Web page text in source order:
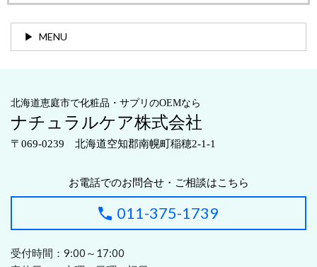
MENU
北海道恵庭市で化粧品・サプリのOEMなら
ナチュラルケア株式会社
〒069-0239 北海道空知郡南幌町稲穂2-1-1
お電話でのお問合せ・ご相談はこちら
011-375-1739
受付時間：9:00～17:00